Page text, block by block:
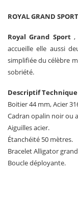
ROYAL GRAND
Royal Grand Sport,
accueille elle aussi
simplifiée du célèbre
sobriété.
Descriptif Technique
Boitier 44 mm, Acier
Cadran opalin noir ou
Aiguilles acier.
Étanchéité 50 mètres.
Bracelet Alligator
Boucle déployante.